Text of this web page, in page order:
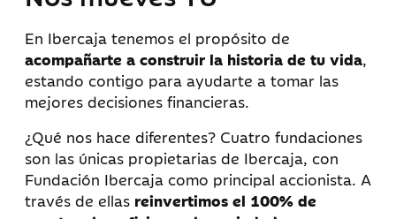
En Ibercaja tenemos el propósito de
acompañarte a construir la historia de tu vida,
estando contigo para ayudarte a tomar las
mejores decisiones financieras.
¿Qué nos hace diferentes? Cuatro fundaciones
son las únicas propietarias de Ibercaja, con
Fundación Ibercaja como principal accionista. A
través de ellas reinvertimos el 100% de